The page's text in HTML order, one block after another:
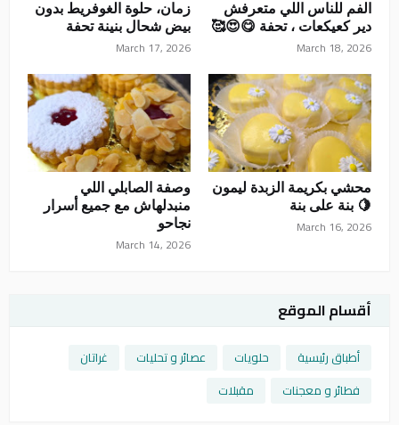
الفم للناس اللي متعرفش
دير كعيكعات ، تحفة 😋😍🥰
March 18, 2026
زمان، حلوة الغوفريط بدون
بيض شحال بنينة تحفة
March 17, 2026
محشي بكريمة الزبدة ليمون
🍋 بنة على بنة
March 16, 2026
وصفة الصابلي اللي
منبدلهاش مع جميع أسرار
نجاحو
March 14, 2026
أقسام الموقع
أطباق رئيسية حلويات عصائر و تحليات
غراتان
فطائر و معجنات
مقبلات